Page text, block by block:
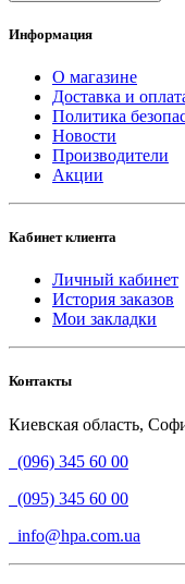
Информация
О магазине
Доставка и
Политика
Новости
Производители
Акции
Кабинет клиента
Личный кабинет
История заказов
Мои закладки
Контакты
Киевская область,
(096) 345 60 00
(095) 345 60 00
info@hpa.com.ua